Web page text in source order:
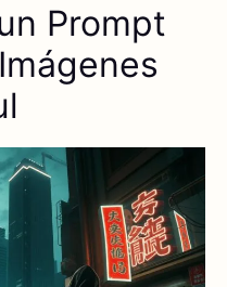
Prompt